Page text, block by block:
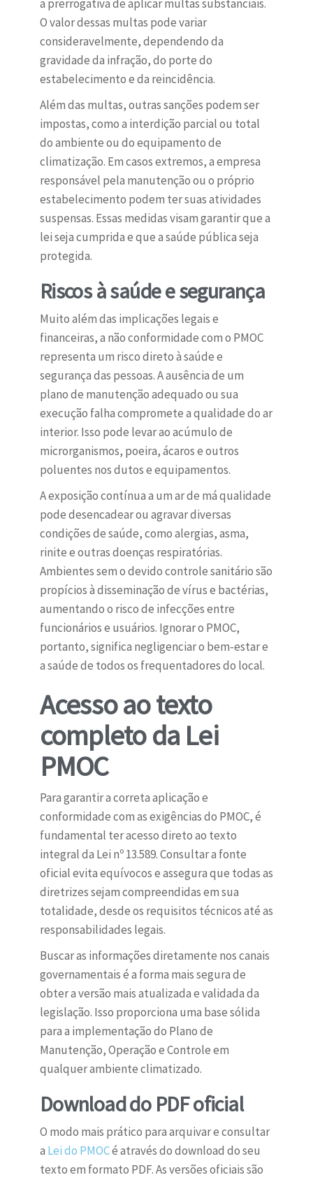
a prerrogativa de aplicar multas substanciais.
O valor dessas multas pode variar
consideravelmente, dependendo da
gravidade da infração, do porte do
estabelecimento e da reincidência.
Além das multas, outras sanções podem ser
impostas, como a interdição parcial ou total
do ambiente ou do equipamento de
climatização. Em casos extremos, a empresa
responsável pela manutenção ou o próprio
estabelecimento podem ter suas atividades
suspensas. Essas medidas visam garantir que a
lei seja cumprida e que a saúde pública seja
protegida.
Riscos à saúde e segurança
Muito além das implicações legais e
financeiras, a não conformidade com o PMOC
representa um risco direto à saúde e
segurança das pessoas. A ausência de um
plano de manutenção adequado ou sua
execução falha compromete a qualidade do ar
interior. Isso pode levar ao acúmulo de
microrganismos, poeira, ácaros e outros
poluentes nos dutos e equipamentos.
A exposição contínua a um ar de má qualidade
pode desencadear ou agravar diversas
condições de saúde, como alergias, asma,
rinite e outras doenças respiratórias.
Ambientes sem o devido controle sanitário são
propícios à disseminação de vírus e bactérias,
aumentando o risco de infecções entre
funcionários e usuários. Ignorar o PMOC,
portanto, significa negligenciar o bem-estar e
a saúde de todos os frequentadores do local.
Acesso ao texto
completo da Lei
PMOC
Para garantir a correta aplicação e
conformidade com as exigências do PMOC, é
fundamental ter acesso direto ao texto
integral da Lei nº 13.589. Consultar a fonte
oficial evita equívocos e assegura que todas as
diretrizes sejam compreendidas em sua
totalidade, desde os requisitos técnicos até as
responsabilidades legais.
Buscar as informações diretamente nos canais
governamentais é a forma mais segura de
obter a versão mais atualizada e validada da
legislação. Isso proporciona uma base sólida
para a implementação do Plano de
Manutenção, Operação e Controle em
qualquer ambiente climatizado.
Download do PDF oficial
O modo mais prático para arquivar e consultar
a Lei do PMOCé através do download do seu
texto em formato PDF. As versões oficiais são